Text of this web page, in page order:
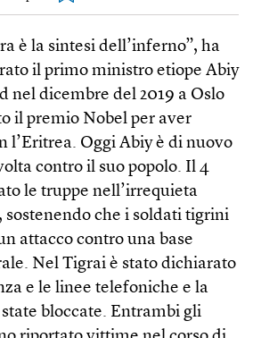
è la sintesi dell’inferno”, ha
il primo ministro etiope Abiy
nel dicembre del 2019 a Oslo
il premio Nobel per aver
l’Eritrea. Oggi Abiy è di nuovo
contro il suo popolo. Il 4
le truppe nell’irrequieta
sostenendo che i soldati tigrini
attacco contro una base
Nel Tigrai è stato dichiarato
e le linee telefoniche e la
bloccate. Entrambi gli